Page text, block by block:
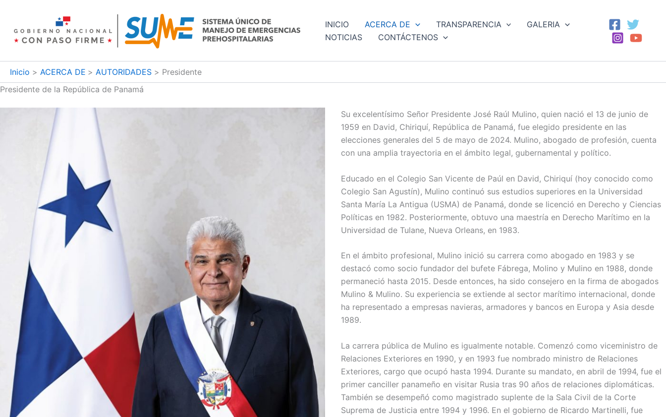
contenido
INICIO ACERCA DE TRANSPARENCIA
GALERIA
NOTICIAS
CONTÁCTENOS
Inicio ACERCA DE AUTORIDADES
Presidente
Presidente de la República de Panamá
Su excelentísimo Señor Presidente José Raúl Mulino, quien nació el 13 de junio de
1959 en David, Chiriquí, República de Panamá, fue elegido presidente en las
elecciones generales del 5 de mayo de 2024. Mulino, abogado de profesión, cuenta
con una amplia trayectoria en el ámbito legal, gubernamental y político.
Educado en el Colegio San Vicente de Paúl en David, Chiriquí (hoy conocido como
Colegio San Agustín), Mulino continuó sus estudios superiores en la Universidad
Santa María La Antigua (USMA) de Panamá, donde se licenció en Derecho y Ciencias
Políticas en 1982. Posteriormente, obtuvo una maestría en Derecho Marítimo en la
Universidad de Tulane, Nueva Orleans, en 1983.
En el ámbito profesional, Mulino inició su carrera como abogado en 1983 y se
destacó como socio fundador del bufete Fábrega, Molino y Mulino en 1988, donde
permaneció hasta 2015. Desde entonces, ha sido consejero en la firma de abogados
Mulino & Mulino. Su experiencia se extiende al sector marítimo internacional, donde
ha representado a empresas navieras, armadores y bancos en Europa y Asia desde
1989.
La carrera pública de Mulino es igualmente notable. Comenzó como viceministro de
Relaciones Exteriores en 1990, y en 1993 fue nombrado ministro de Relaciones
Exteriores, cargo que ocupó hasta 1994. Durante su mandato, en abril de 1994, fue el
primer canciller panameño en visitar Rusia tras 90 años de relaciones diplomáticas.
También se desempeñó como magistrado suplente de la Sala Civil de la Corte
Suprema de Justicia entre 1994 y 1996. En el gobierno de Ricardo Martinelli, fue